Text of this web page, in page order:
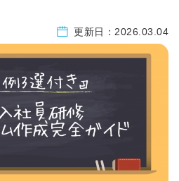
更新日： 2026.03.04